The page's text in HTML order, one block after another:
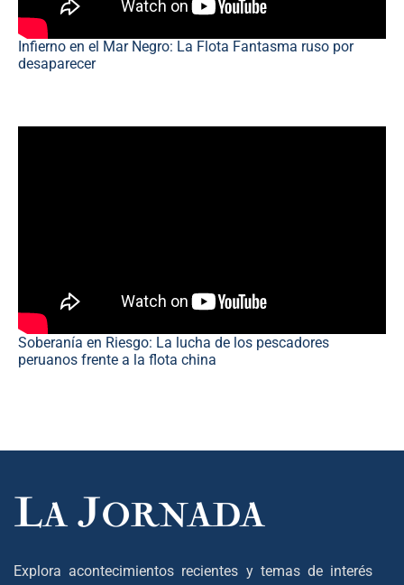
Infierno en el Mar Negro: La Flota Fantasma ruso por
desaparecer
Soberanía en Riesgo: La lucha de los pescadores
peruanos frente a la flota china
Explora acontecimientos recientes y temas de interés